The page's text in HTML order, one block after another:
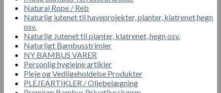
Natural Rope / Reb
Naturlig jutenet til haveprojekter, planter, klatrenet,hegn
osv.
Naturlig Jutenet til planter, klatrenet, hegn osv.
Naturligt Bambusstrimler
NY BAMBUS VARER
Personlig hygiejne artikler
Pleje og Vedligeholdelse Produkter
PLEJEARTIKLER / Oliebelægning